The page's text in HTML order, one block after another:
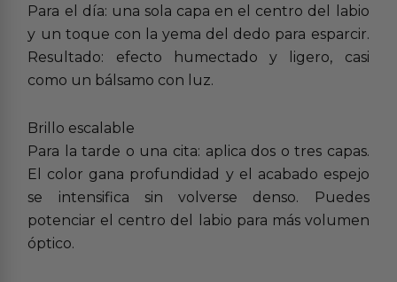
Para el día: una sola capa en el centro del labio
y un toque con la yema del dedo para esparcir.
Resultado: efecto humectado y ligero, casi
como un bálsamo con luz.
Brillo escalable
Para la tarde o una cita: aplica dos o tres capas.
El color gana profundidad y el acabado espejo
se intensifica sin volverse denso. Puedes
potenciar el centro del labio para más volumen
óptico.